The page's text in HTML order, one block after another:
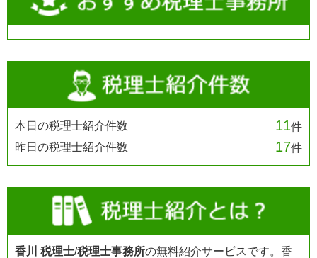
本日の税理士紹介件数 11件
昨日の税理士紹介件数
17件
香川 税理士/税理士事務所の無料紹介サービスです。香